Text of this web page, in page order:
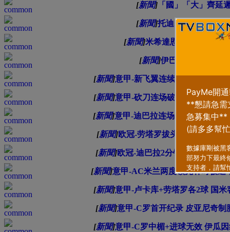
[新聞] 「國」「大」齊延
[新聞]托迪盼派路盡「祖
[新聞]米希達恩解約出「廠」
[新聞]伊巴續約A米1年著
[新聞]意甲-新飞翼连续两客场破门
[新聞]意甲-砍刀连场破门+助攻卢卡
[新聞]意甲-迪巴拉连场破门德利赫特
[新聞]欧冠-劳塔罗拔头筹+失点 砍刀
[新聞]欧冠-迪巴拉2分钟2球尤文2-1
[新聞]意甲-AC米兰两度领先补时被追
[新聞]意甲-卢卡库+劳塔罗各2球 国米
[新聞]意甲-C罗首开纪录 皮亚尼奇制
[新聞]意甲-C罗中楣+进球无效 伊瓜